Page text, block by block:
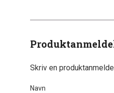
Skriv en
Navn